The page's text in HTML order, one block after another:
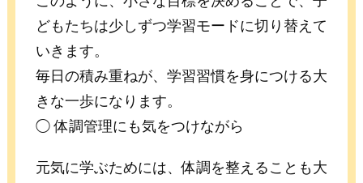
どもたちは少しずつ学習モードに切り替えて
いきます。
毎日の積み重ねが、学習習慣を身につける大
きな一歩になります。
◯ 体調管理にも気をつけながら
元気に学ぶためには、体調を整えることも大